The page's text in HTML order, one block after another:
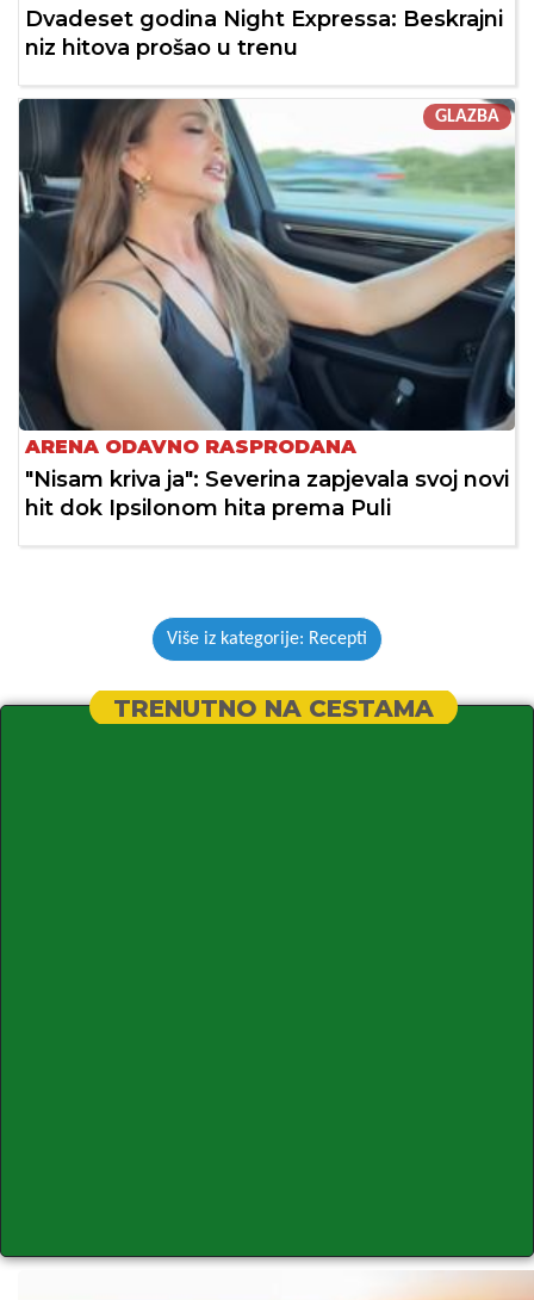
Dvadeset godina Night Expressa: Beskrajni
niz hitova prošao u trenu
GLAZBA
ARENA ODAVNO RASPRODANA
"Nisam kriva ja": Severina zapjevala svoj novi
hit dok Ipsilonom hita prema Puli
Više iz kategorije: Recepti
TRENUTNO NA CESTAMA